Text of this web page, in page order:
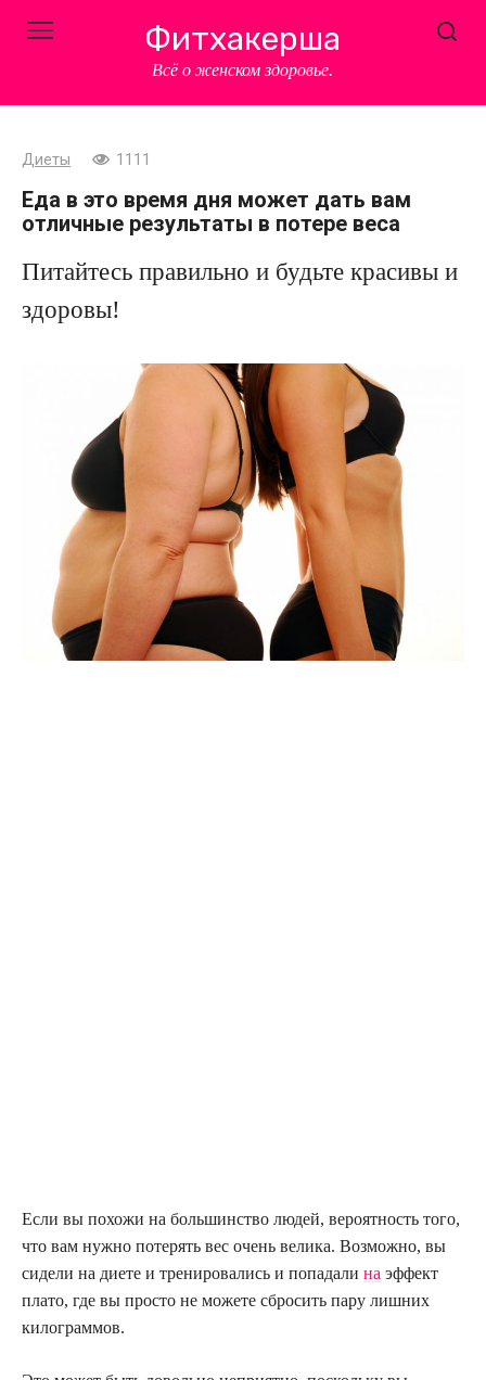
Фитхакерша
Всё о женском здоровье.
Диеты 1111
Еда в это время дня может дать вам
отличные результаты в потере веса
Питайтесь правильно и будьте красивы и
здоровы!
Если вы похожи на большинство людей, вероятность того,
что вам нужно потерять вес очень велика. Возможно, вы
сидели на диете и тренировались и попадали на эффект
плато, где вы просто не можете сбросить пару лишних
килограммов.